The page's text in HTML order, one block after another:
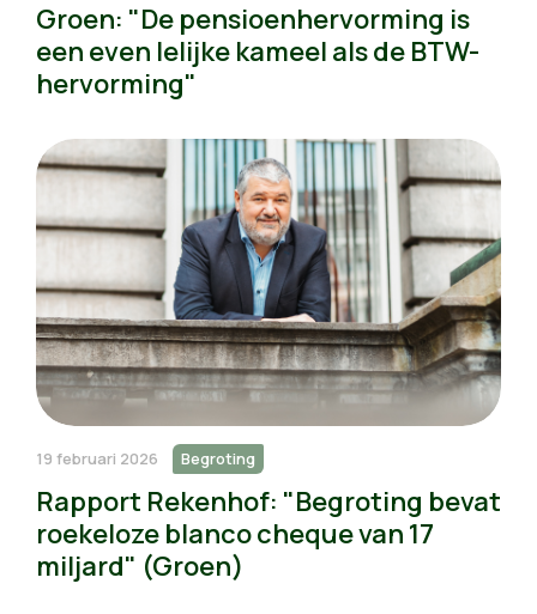
Groen: "De pensioenhervorming is
een even lelijke kameel als de BTW-
hervorming"
19 februari 2026 Begroting
Rapport Rekenhof: "Begroting bevat
roekeloze blanco cheque van 17
miljard" (Groen)